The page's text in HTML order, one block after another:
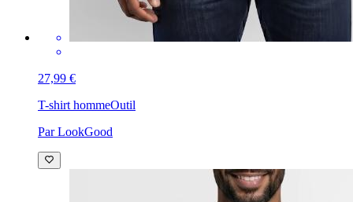
27,99 €
T-shirt hommeOutil
Par LookGood